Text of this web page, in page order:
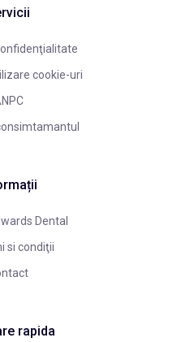
cookie-uri
Dental
si condiţii
rapida